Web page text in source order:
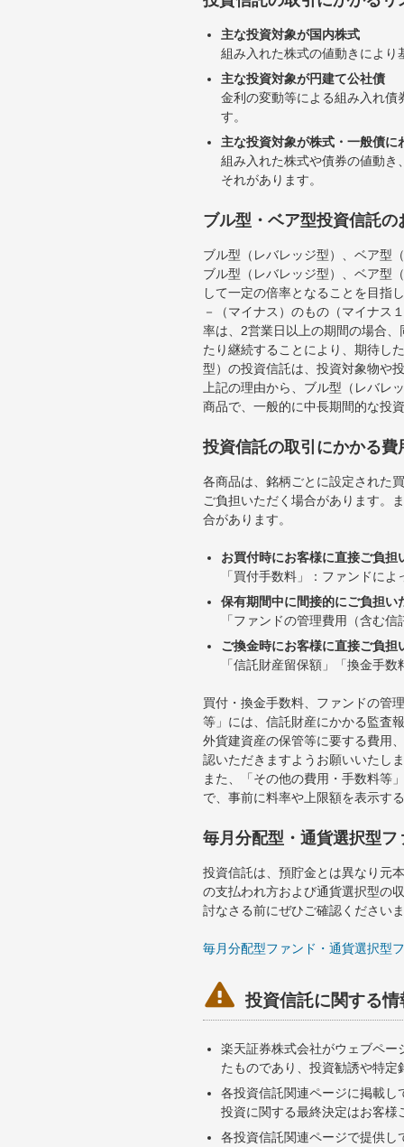
主な投資対象が国内株式
組み入れた株式の値動きによ
主な投資対象が円建て公社債
金利の変動等による組み入れ
す。
主な投資対象が株式・一般債
組み入れた株式や債券の値動
それがあります。
ブル型・ベア型投資信託
ブル型（レバレッジ型）、ベア型
ブル型（レバレッジ型）、ベア型
して一定の倍率となることを目指
－（マイナス）のもの（マイナス
率は、2営業日以上の期間の場合
たり継続することにより、期待し
型）の投資信託は、投資対象物や
上記の理由から、ブル型（レバレ
商品で、一般的に中長期間的な投
投資信託の取引にかかる費
各商品は、銘柄ごとに設定された
ご負担いただく場合があります。
合があります。
お買付時にお客様に直接ご負担
「買付手数料」：ファンドに
保有期間中に間接的にご負担い
「ファンドの管理費用（含む
ご換金時にお客様に直接ご負担
「信託財産留保額」「換金手
買付・換金手数料、ファンドの管
等」には、信託財産にかかる監査
外貨建資産の保管等に要する費用
認いただきますようお願いいたし
また、「その他の費用・手数料等
で、事前に料率や上限額を表示す
毎月分配型・通貨選択型
投資信託は、預貯金とは異なり元
の支払われ方および通貨選択型の
討なさる前にぜひご確認ください
毎月分配型ファンド・通貨選択型
 投資信託に関する
楽天証券株式会社がウェブペ
たものであり、投資勧誘や特
各投資信託関連ページに掲載
投資に関する最終決定はお客
各投資信託関連ページで提供